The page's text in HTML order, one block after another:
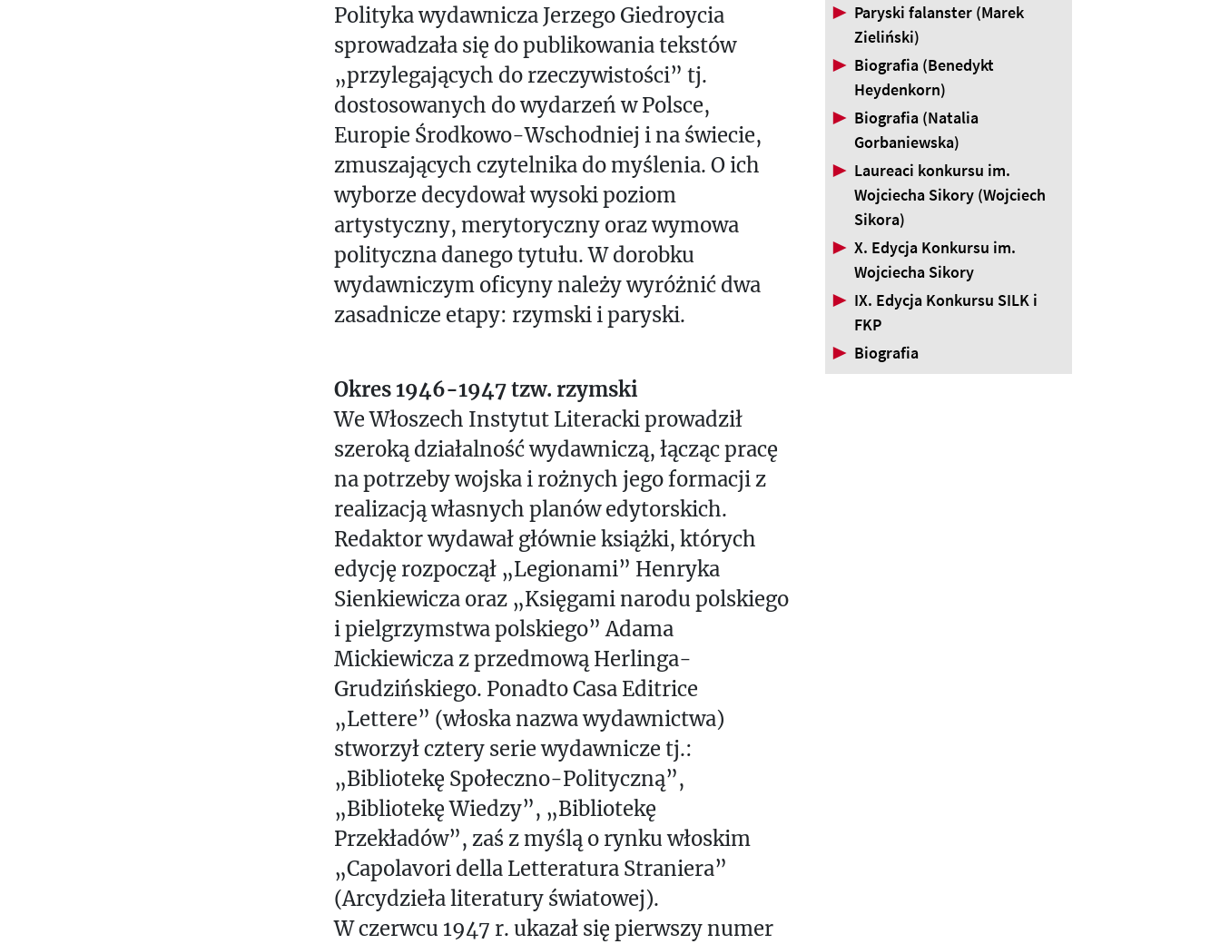
Polityka wydawnicza Jerzego Giedroycia
sprowadzała się do publikowania tekstów
„przylegających do rzeczywistości” tj.
dostosowanych do wydarzeń w Polsce,
Europie Środkowo-Wschodniej i na świecie,
zmuszających czytelnika do myślenia. O ich
wyborze decydował wysoki poziom
artystyczny, merytoryczny oraz wymowa
polityczna danego tytułu. W dorobku
wydawniczym oficyny należy wyróżnić dwa
zasadnicze etapy: rzymski i paryski.
Okres 1946-1947 tzw. rzymski
We Włoszech Instytut Literacki prowadził
szeroką działalność wydawniczą, łącząc pracę
na potrzeby wojska i rożnych jego formacji z
realizacją własnych planów edytorskich.
Redaktor wydawał głównie książki, których
edycję rozpoczął „Legionami” Henryka
Sienkiewicza oraz „Księgami narodu polskiego
i pielgrzymstwa polskiego” Adama
Mickiewicza z przedmową Herlinga-
Grudzińskiego. Ponadto Casa Editrice
„Lettere” (włoska nazwa wydawnictwa)
stworzył cztery serie wydawnicze tj.:
„Bibliotekę Społeczno-Polityczną”,
„Bibliotekę Wiedzy”, „Bibliotekę
Przekładów”, zaś z myślą o rynku włoskim
„Capolavori della Letteratura Straniera”
(Arcydzieła literatury światowej).
W czerwcu 1947 r. ukazał się pierwszy numer
▶ Paryski falanster (Marek
Zieliński)
▶ Biografia (Benedykt
Heydenkorn)
▶ Biografia (Natalia
Gorbaniewska)
▶ Laureaci konkursu im.
Wojciecha Sikory (Wojciech
Sikora)
▶ X. Edycja Konkursu im.
Wojciecha Sikory
▶ IX. Edycja Konkursu SILK i
FKP
▶ Biografia